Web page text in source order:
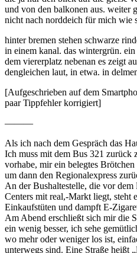
und von den balkonen aus. weiter
nicht nach norddeich für mich wie
hinter bremen stehen schwarze
in einem kanal. das wintergrün.
dem viererplatz nebenan es zeigt
dengleichen laut, in etwa. in
[Aufgeschrieben auf dem
paar Tippfehler korrigiert]
———
Als ich nach dem Gespräch das
Ich muss mit dem Bus 321 zurück
vorhabe, mir ein belegtes
um dann den Regionalexpress
An der Bushaltestelle, die vor dem
Centers mit real,-Markt liegt, steht
Einkaufstüten und dampft E-
Am Abend erschließt sich mir die
ein wenig besser, ich sehe
wo mehr oder weniger los ist,
unterwegs sind. Eine Straße heißt